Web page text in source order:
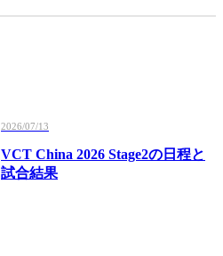
2026/07/13
VCT China 2026 Stage2の日程と
試合結果